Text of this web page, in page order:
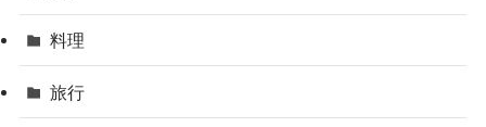
料理
旅行